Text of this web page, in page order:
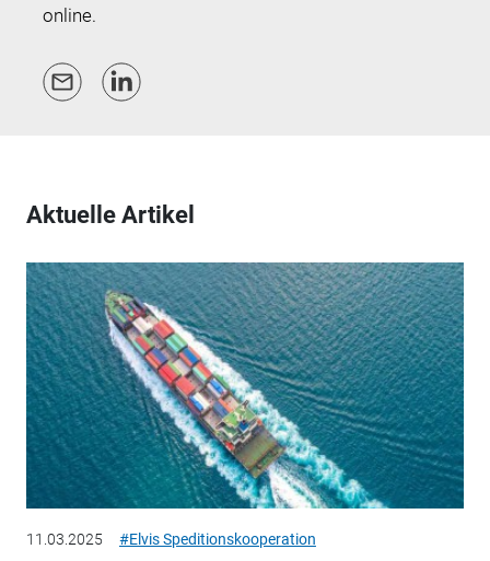
online.
Aktuelle Artikel
11.03.2025 #Elvis Speditionskooperation